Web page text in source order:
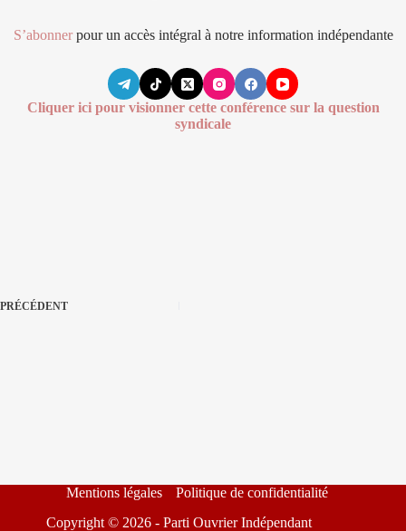
S’abonnerpour un accès intégral à notre information indépendante
Cliquer ici pour visionner cette conférence sur la question
syndicale
PRÉCÉDENT
Mentions légales
Politique de confidentialité
Copyright © 2026 - Parti Ouvrier Indépendant